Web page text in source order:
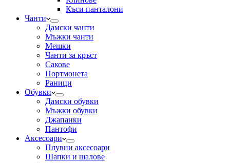
Къси панталони
Чанти
Дамски чанти
Мъжки чанти
Мешки
Чанти за кръст
Сакове
Портмонета
Раници
Обувки
Дамски обувки
Мъжки обувки
Джапанки
Пантофи
Аксесоари
Плувни аксесоари
Шапки и шалове